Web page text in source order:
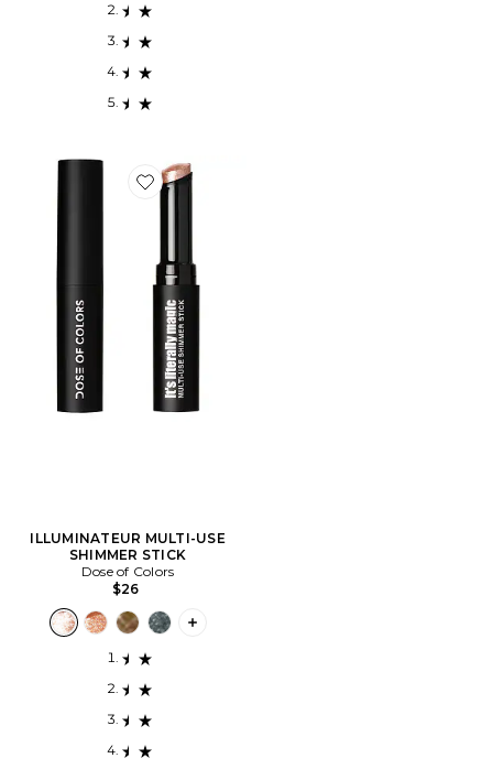
Favorite ILLUMINATEUR MULTI-USE SHIMMER STICK
ILLUMINATEUR MULTI-USE
SHIMMER STICK
Dose of Colors
$26
PLUS ICON TO SEE MORE OPTIONS